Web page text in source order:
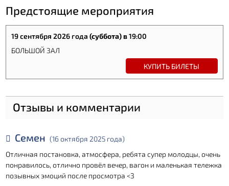
великих знатоков своего дела, главный герой сам
попадает в весьма сложную ситуацию.
«Игроки» — это история о соблазне лёгкой
победы и цене, которую приходится платить за
стремление выиграть любой ценой. В финале
станет ясно, кто действительно выигрывает в этой
игре, а кто теряет гораздо больше, чем
ИГРОВОЙ АНТРАКТ в спктакле, неожиданный
поворот, во время которого Вы окажетесь
неотразимых карточных шулеров прямо во время
неотразимые цыганки исполнят романсы и
обязательно Вам погадают.
Предстоящие мероприятия
19 сентября 2026 года (суббота) в19:00
БОЛЬШОЙ ЗАЛ
КУПИТЬ БИЛЕТЫ
Отзывы и комментарии
Семен (16 октября 2025 года)
Отличная постановка, атмосфера, ребята супер молодцы, очень
понравилось, отлично провёл вечер, вагон и маленькая тележка
позывных эмоций после просмотра <3